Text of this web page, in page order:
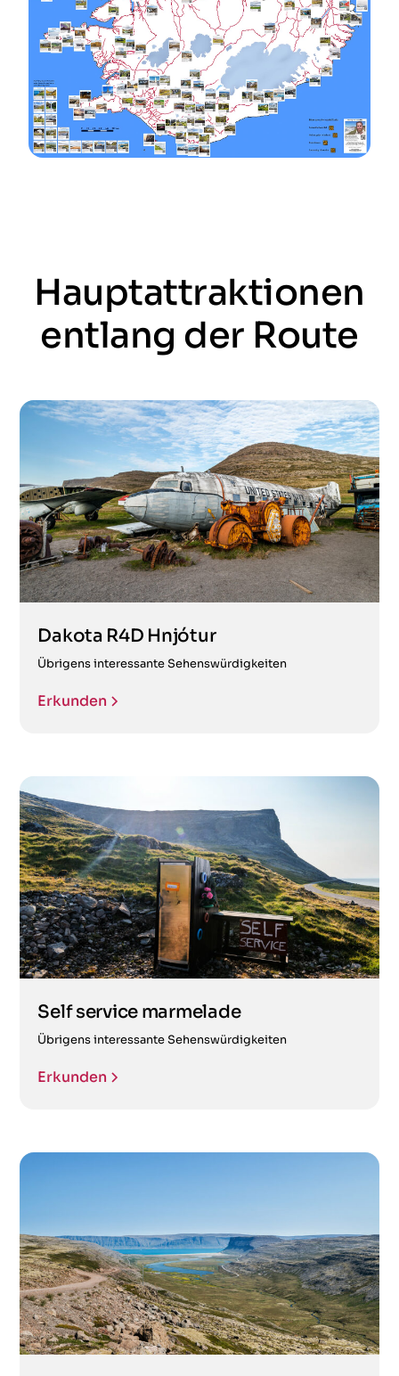
Hauptattraktionen
entlang der Route
Dakota R4D Hnjótur
Übrigens interessante Sehenswürdigkeiten
Erkunden
Self service marmelade
Übrigens interessante Sehenswürdigkeiten
Erkunden